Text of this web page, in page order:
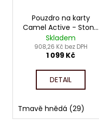
Pouzdro na karty
Camel Active - Stone
4666
Skladem
908,26 Kč bez DPH
1 099 Kč
DETAIL
Tmavě hnědá (29)